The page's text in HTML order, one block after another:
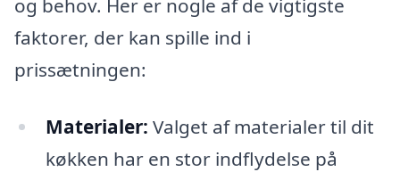
og behov. Her er nogle af de vigtigste
faktorer, der kan spille ind i
prissætningen:
Materialer: Valget af materialer til dit
køkken har en stor indflydelse på